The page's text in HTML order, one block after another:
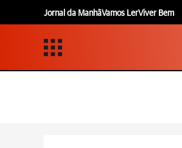
Jornal da ManhãVamos LerViver Bem